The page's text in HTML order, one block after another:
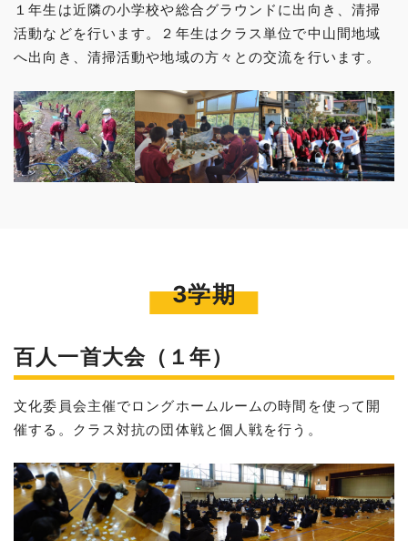
１年生は近隣の小学校や総合グラウンドに出向き、清掃
活動などを行います。２年生はクラス単位で中山間地域
へ出向き、清掃活動や地域の方々との交流を行います。
3学期
百人一首大会（１年）
文化委員会主催でロングホームルームの時間を使って開
催する。クラス対抗の団体戦と個人戦を行う。